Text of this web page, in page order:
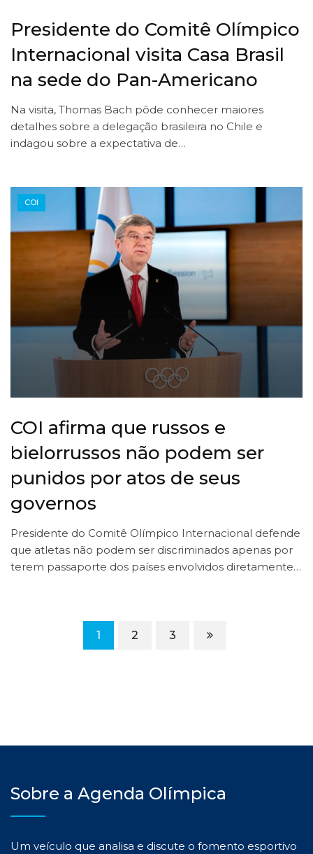
Presidente do Comitê Olímpico
Internacional visita Casa Brasil
na sede do Pan-Americano
Na visita, Thomas Bach pôde conhecer maiores
detalhes sobre a delegação brasileira no Chile e
indagou sobre a expectativa de…
COI
COI afirma que russos e
bielorrussos não podem ser
punidos por atos de seus
governos
Presidente do Comitê Olímpico Internacional defende
que atletas não podem ser discriminados apenas por
terem passaporte dos países envolvidos diretamente…
1 2 3
Sobre a Agenda Olímpica
Um veículo que analisa e discute o fomento esportivo